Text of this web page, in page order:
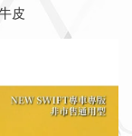
皮